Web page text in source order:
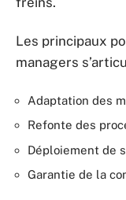
Les principaux
managers
Adaptation des
Refonte des
Déploiement de
Garantie de la